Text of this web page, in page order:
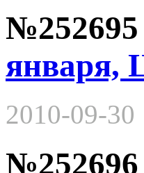
января,
2010-09-30